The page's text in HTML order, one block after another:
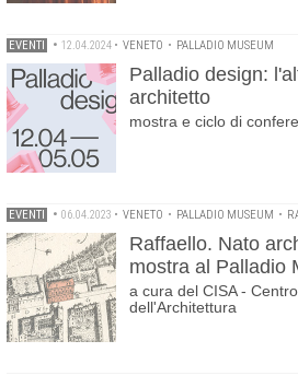
EVENTI • 12.04.2024 • VENETO • PALLADIO MUSEUM
Palladio design:
architetto
mostra e ciclo di
EVENTI • 06.04.2023 • VENETO • PALLADIO MUSEUM •
Raffaello. Nato
mostra al Palladio
a cura del CISA -
dell'Architettura